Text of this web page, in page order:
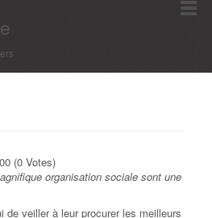
(0 Votes)
organisation sociale sont une
de veiller à leur procurer les meilleurs